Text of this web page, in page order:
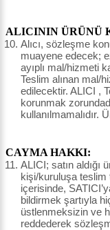
ALICININ ÜRÜNÜ
Alıcı, sözleşme
muayene edecek;
ayıplı mal/hizmeti
Teslim alınan mal/
edilecektir. ALICI ,
korunmak
kullanılmamalıdır.
CAYMA HAKKI:
ALICI; satın
kişi/kuruluşa teslim
içerisinde,
bildirmek şartıyla
üstlenmeksizin ve
reddederek